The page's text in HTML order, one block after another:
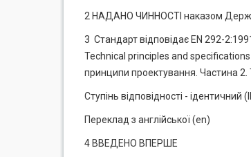
2 НАДАНО ЧИННОСТІ наказом
3 Стандарт відповідає EN 292-
Technical principles and
принципи проектування. Частина 2.
Ступінь відповідності - ідентичний
Переклад з англійської (еn)
4 ВВЕДЕНО ВПЕРШЕ